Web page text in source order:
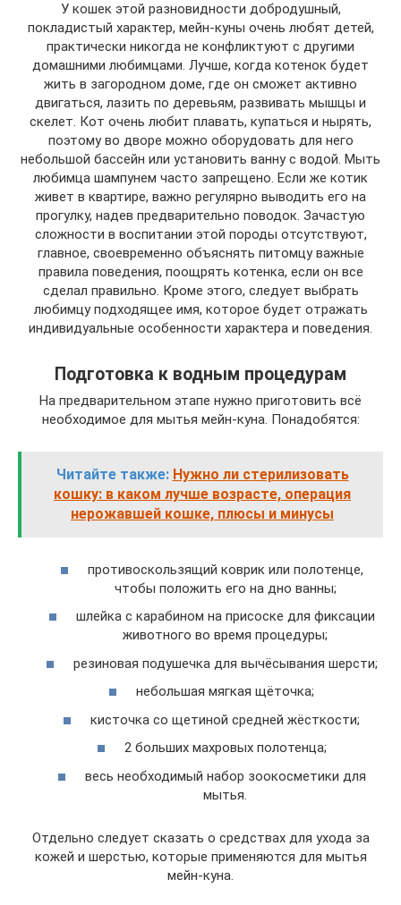
У кошек этой разновидности добродушный,
покладистый характер, мейн-куны очень любят детей,
практически никогда не конфликтуют с другими
домашними любимцами. Лучше, когда котенок будет
жить в загородном доме, где он сможет активно
двигаться, лазить по деревьям, развивать мышцы и
скелет. Кот очень любит плавать, купаться и нырять,
поэтому во дворе можно оборудовать для него
небольшой бассейн или установить ванну с водой. Мыть
любимца шампунем часто запрещено. Если же котик
живет в квартире, важно регулярно выводить его на
прогулку, надев предварительно поводок. Зачастую
сложности в воспитании этой породы отсутствуют,
главное, своевременно объяснять питомцу важные
правила поведения, поощрять котенка, если он все
сделал правильно. Кроме этого, следует выбрать
любимцу подходящее имя, которое будет отражать
индивидуальные особенности характера и поведения.
Подготовка к водным процедурам
На предварительном этапе нужно приготовить всё
необходимое для мытья мейн-куна. Понадобятся:
Читайте также: Нужно ли стерилизовать
кошку: в каком лучше возрасте, операция
нерожавшей кошке, плюсы и минусы
противоскользящий коврик или полотенце,
чтобы положить его на дно ванны;
шлейка с карабином на присоске для фиксации
животного во время процедуры;
резиновая подушечка для вычёсывания шерсти;
небольшая мягкая щёточка;
кисточка со щетиной средней жёсткости;
2 больших махровых полотенца;
весь необходимый набор зоокосметики для
мытья.
Отдельно следует сказать о средствах для ухода за
кожей и шерстью, которые применяются для мытья
мейн-куна.